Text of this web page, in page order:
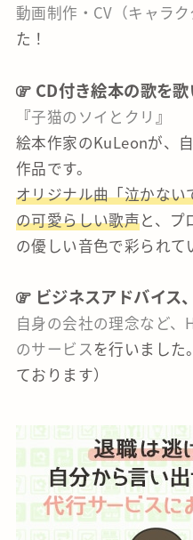
動画制作・CV（キャラ
た！
CD付き絵本の歌を
『子猫のソイとクリ 』
絵本作家のKuLeonが、
作品です。
オリジナル曲「泣かな
の可愛らしい歌声と、プ
の優しい音色で彩られて
ビジネスアドバイス
自身の会社の理念など
のサービスを行いました
ております）